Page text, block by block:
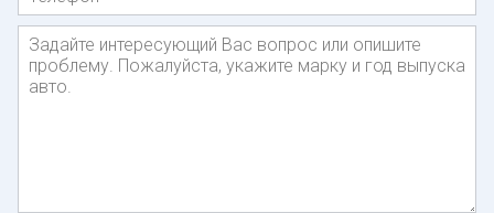
Сообщение